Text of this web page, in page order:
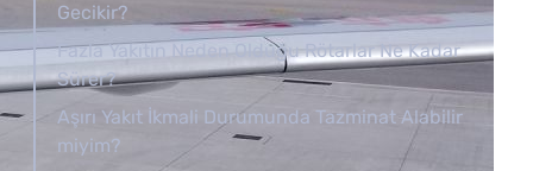
Gecikir?
Fazla Yakıtın Neden Olduğu Rötarlar Ne Kadar
Sürer?
Aşırı Yakıt İkmali Durumunda Tazminat Alabilir
miyim?